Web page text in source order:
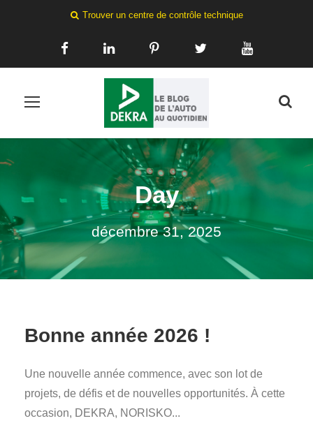
Trouver un centre de contrôle technique
Day
décembre 31, 2025
Bonne année 2026 !
Une nouvelle année commence, avec son lot de
projets, de défis et de nouvelles opportunités. À cette
occasion, DEKRA, NORISKO...